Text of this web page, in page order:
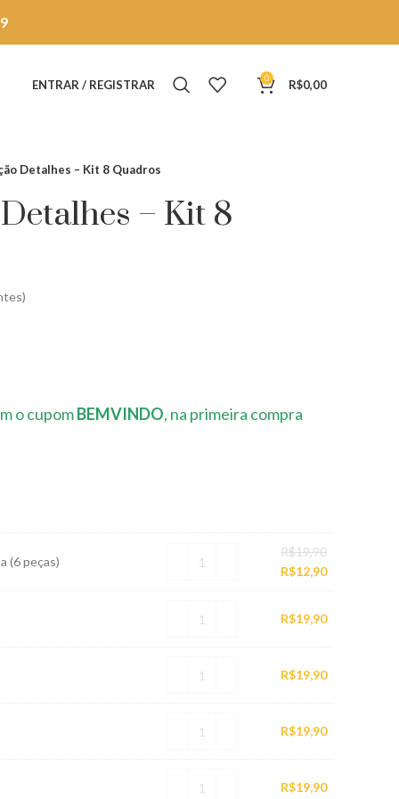
ENTRAR / REGISTRAR 0 R$0,00
Detalhes – Kit 8 Quadros
– Kit 8
o cupomBEMVINDO, na primeira compra
(6 peças)
R$19,90O
preço
original
R$12,90O
preço
R$12,90.
R$19,90
R$19,90
R$19,90
R$19,90